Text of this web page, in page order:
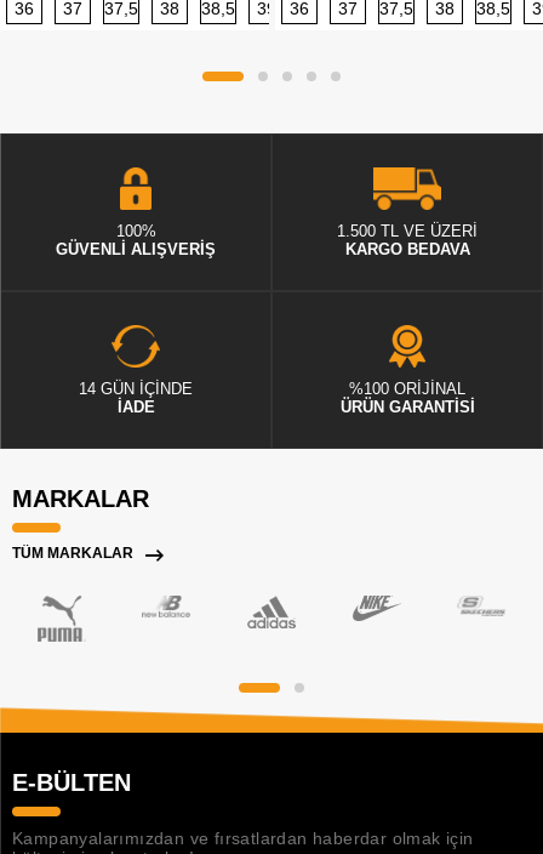
36 37 37,5 38 38,5 39 40 40,5 41 42 42,5
36 37 37,5 38 38,5
100%
GÜVENLİ ALIŞVERİŞ
1.500 TL VE ÜZERİ
KARGO BEDAVA
14 GÜN İÇİNDE
İADE
%100 ORİJİNAL
ÜRÜN GARANTİSİ
MARKALAR
TÜM MARKALAR
E-BÜLTEN
Kampanyalarımızdan ve fırsatlardan haberdar olmak için